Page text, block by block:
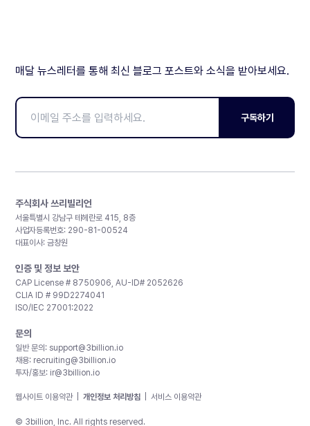
매달 뉴스레터를 통해 최신 블로그 포스트와 소식을 받아보세요.
구독하기
주식회사 쓰리빌리언
서울특별시 강남구 테헤란로 415, 8층
사업자등록번호: 290-81-00524
대표이사: 금창원
인증 및 정보 보안
CAP License # 8750906, AU-ID# 2052626
CLIA ID # 99D2274041
ISO/IEC 27001:2022
문의
일반 문의: support@3billion.io
채용: recruiting@3billion.io
투자/홍보: ir@3billion.io
웹사이트 이용약관 개인정보 처리방침 서비스 이용약관
© 3billion, Inc. All rights reserved.